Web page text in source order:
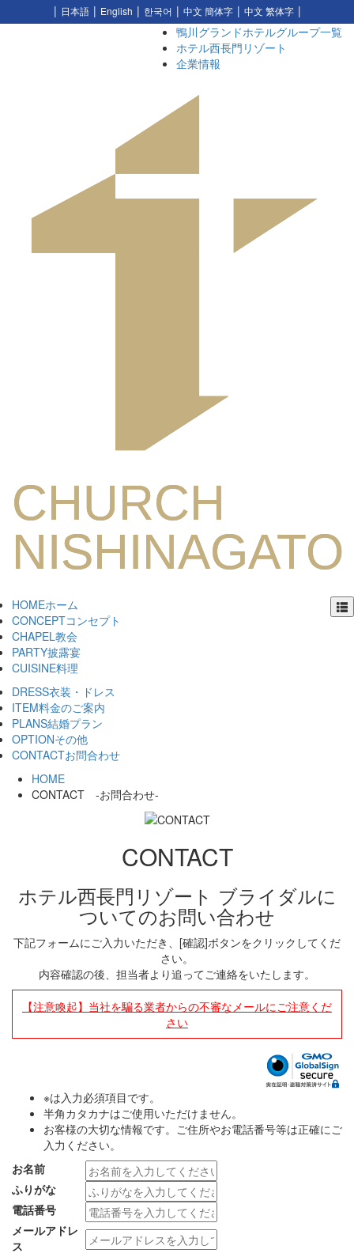
日本語 English 한국어 中文 簡体字 中文 繁体字
鴨川グランドホテルグループ一覧
ホテル西長門リゾート
企業情報
HOMEホーム
CONCEPTコンセプト
CHAPEL教会
PARTY披露宴
CUISINE料理
DRESS衣装・ドレス
ITEM料金のご案内
PLANS結婚プラン
OPTIONその他
CONTACTお問合わせ
HOME
CONTACT -お問合わせ-
CONTACT
ホテル西長門リゾート ブライダルに
ついてのお問い合わせ
下記フォームにご入力いただき、[確認]ボタンをクリックしてくだ
さい。
内容確認の後、担当者より追ってご連絡をいたします。
【注意喚起】当社を騙る業者からの不審なメールにご注意くだ
さい
※は入力必須項目です。
半角カタカナはご使用いただけません。
お客様の大切な情報です。ご住所やお電話番号等は正確にご
入力ください。
お名前
ふりがな
電話番号
メールアドレ
ス